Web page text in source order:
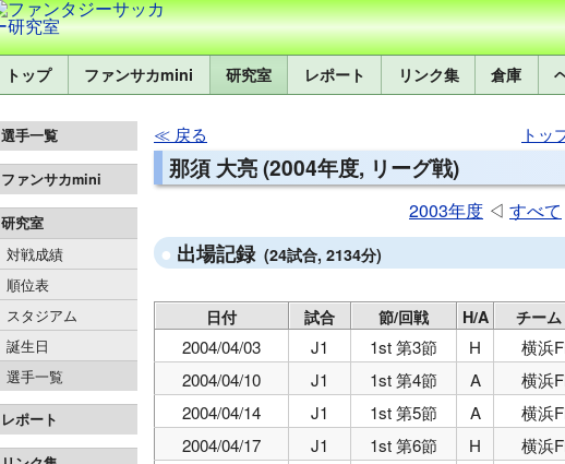
トップ ファンサカmini 研究室 レポート リンク集 倉庫
選手一覧
ファンサカmini
研究室
対戦成績
順位表
スタジアム
誕生日
選手一覧
レポート
戻る トッ
那須 大亮 (2004年度, リーグ戦)
2003年度 ◁ すべて
出場記録 (24試合, 2134分)
日付
試合 節/回戦 H/A チーム
2004/04/03 J1 1st 第3節 H 横浜
2004/04/10
J1 1st 第4節 A 横浜
2004/04/14
J1 1st 第5節 A 横浜
2004/04/17
J1 1st 第6節 H 横浜